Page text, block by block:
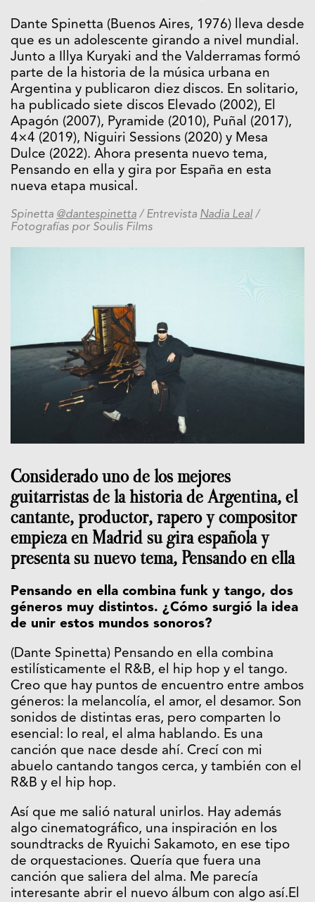
Dante Spinetta (Buenos Aires, 1976) lleva desde
que es un adolescente girando a nivel mundial.
Junto a Illya Kuryaki and the Valderramas formó
parte de la historia de la música urbana en
Argentina y publicaron diez discos. En solitario,
ha publicado siete discos Elevado (2002), El
Apagón (2007), Pyramide (2010), Puñal (2017),
4×4 (2019), Niguiri Sessions (2020) y Mesa
Dulce (2022). Ahora presenta nuevo tema,
Pensando en ella y gira por España en esta
nueva etapa musical.
Spinetta @dantespinetta / Entrevista Nadia Leal /
Fotografías por Soulis Films
Considerado uno de los mejores
guitarristas de la historia de Argentina, el
cantante, productor, rapero y compositor
empieza en Madrid su gira española y
presenta su nuevo tema, Pensando en ella
Pensando en ella combina funk y tango, dos
géneros muy distintos. ¿Cómo surgió la idea
de unir estos mundos sonoros?
(Dante Spinetta) Pensando en ella combina
estilísticamente el R&B, el hip hop y el tango.
Creo que hay puntos de encuentro entre ambos
géneros: la melancolía, el amor, el desamor. Son
sonidos de distintas eras, pero comparten lo
esencial: lo real, el alma hablando. Es una
canción que nace desde ahí. Crecí con mi
abuelo cantando tangos cerca, y también con el
R&B y el hip hop.
Así que me salió natural unirlos. Hay además
algo cinematográfico, una inspiración en los
soundtracks de Ryuichi Sakamoto, en ese tipo
de orquestaciones. Quería que fuera una
canción que saliera del alma. Me parecía
interesante abrir el nuevo álbum con algo así.El